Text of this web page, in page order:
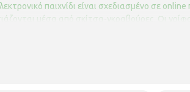
παιχνίδι είναι σχεδιασμένο σε οnline
μέσα από σκίτσα-γκραβούρες. Οι
τους οικότοπους, τη βιοποικιλότητα και
και το ελάφι.